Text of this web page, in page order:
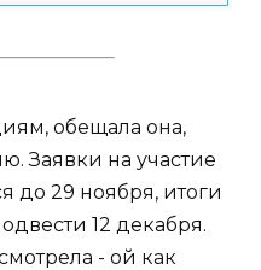
обещала она,
Заявки на участие
до 29 ноября, итоги
12 декабря.
- ой как